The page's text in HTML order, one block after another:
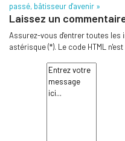
passé, bâtisseur d'avenir »
Laissez un
Assurez-vous d'entrer toutes les
astérisque (*). Le code HTML